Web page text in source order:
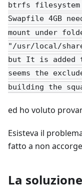
btrfs filesystem
Swapfile 4GB
mount under
"/usr/local/
but It is added
seems the
building the
ed ho voluto
Esisteva il
fatto a non
La soluzione